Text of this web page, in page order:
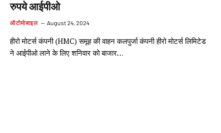
रुपये आईपीओ
ऑटोमोबाइल August 24, 2024
हीरो मोटर्स कंपनी (HMC) समूह की वाहन कलपुर्जा कंपनी हीरो मोटर्स लिमिटेड
ने आईपीओ लाने के लिए शनिवार को बाजार…